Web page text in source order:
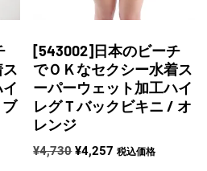
[543002]日本のビーチ
でＯＫなセクシー水着ス
ーパーウェット加工ハイ
レグＴバックビキニ / オ
レンジ
¥4,730 元
¥4,257 現
税込価格